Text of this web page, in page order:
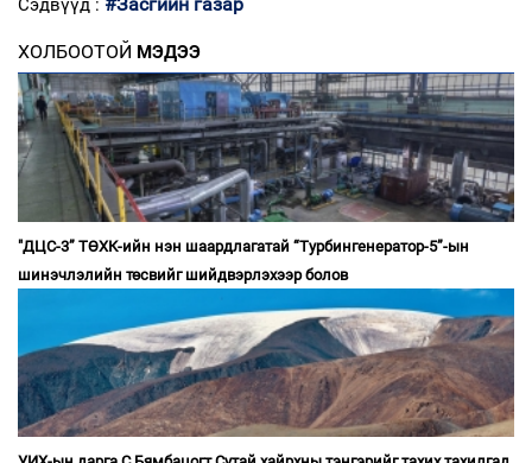
Сэдвүүд :
ХОЛБООТОЙ МЭДЭЭ
"ДЦС-3” ТӨХК-ийн нэн шаардлагатай “Турбингенератор-5”-ын
шинэчлэлийн төсвийг шийдвэрлэхээр болов